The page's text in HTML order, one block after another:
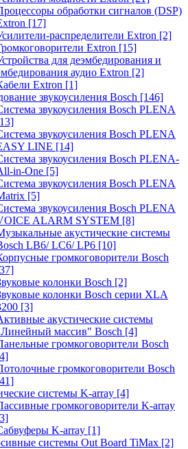
обработки сигналов (DSP)
[17]
распределители Extron [2]
Extron [15]
для деэмбедирования и
аудио Extron [2]
Extron [1]
звукоусиления Bosch [146]
звукоусиления Bosch PLENA
звукоусиления Bosch PLENA
LINE [14]
звукоусиления Bosch PLENA-
in-One [5]
звукоусиления Bosch PLENA
[5]
звукоусиления Bosch PLENA
ALARM SYSTEM [8]
акустические системы
LB6/ LC6/ LP6 [10]
громкоговорители Bosch
колонки Bosch [2]
колонки Bosch серии XLA
[3]
акустические системы
массив" Bosch [4]
громкоговорители Bosch
громкоговорители Bosch
системы K-array [4]
громкоговорители K-array
K-array [1]
системы Out Board TiMax [2]